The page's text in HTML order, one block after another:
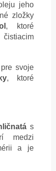
jeho
zložky
, ktoré
svoje
, ktoré
s
medzi
a je